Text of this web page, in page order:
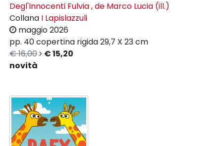
Degl'Innocenti Fulvia,de Marco Lucia (ill.)
Collana I Lapislazzuli
maggio 2026
pp. 40copertina rigida29,7 X 23 cm
€ 16,00
€ 15,20
novità